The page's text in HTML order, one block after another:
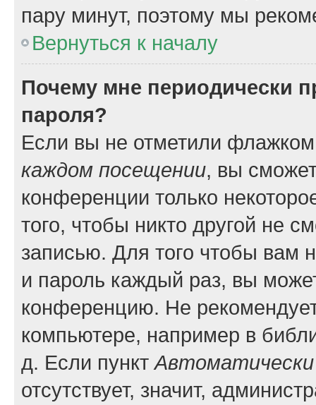
пару минут, поэтому мы
Вернуться к началу
Почему мне периодически
пароля?
Если вы не отметили
каждом посещении, вы
конференции только
того, чтобы никто другой не
записью. Для того чтобы вам
и пароль каждый раз, вы
конференцию. Не
компьютере, например в
д. Если пункт
отсутствует, значит,